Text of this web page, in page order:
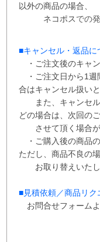
以外の商品の場合、
ネコポスでの
■キャンセル・返品に
・ご注文後のキャン
・ご注文日から1週
合はキャンセル扱い
また、 キャンセ
どの場合は、次回の
させて頂く場合
・ご購入後の商品の
ただし、商品不良の
お取り替えいたし
■見積依頼／商品リク
お問合せフォームよ